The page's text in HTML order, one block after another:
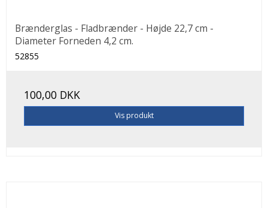
Brænderglas - Fladbrænder - Højde 22,7 cm -
Diameter Forneden 4,2 cm.
52855
100,00 DKK
Vis produkt